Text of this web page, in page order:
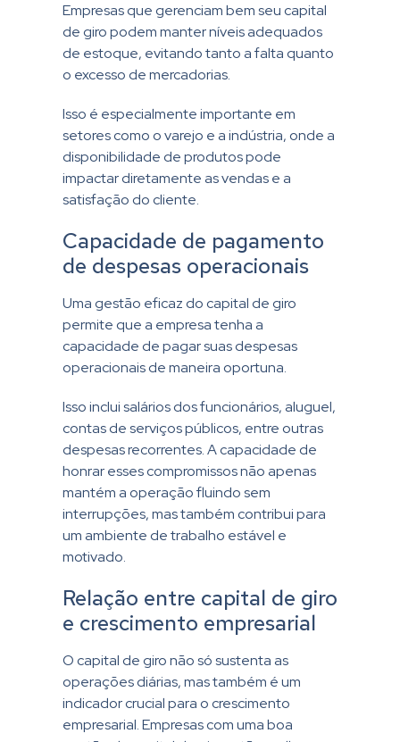
Empresas que gerenciam bem seu capital
de giro podem manter níveis adequados
de estoque, evitando tanto a falta quanto
o excesso de mercadorias.
Isso é especialmente importante em
setores como o varejo e a indústria, onde a
disponibilidade de produtos pode
impactar diretamente as vendas e a
satisfação do cliente.
Capacidade de pagamento
de despesas operacionais
Uma gestão eficaz do capital de giro
permite que a empresa tenha a
capacidade de pagar suas despesas
operacionais de maneira oportuna.
Isso inclui salários dos funcionários, aluguel,
contas de serviços públicos, entre outras
despesas recorrentes. A capacidade de
honrar esses compromissos não apenas
mantém a operação fluindo sem
interrupções, mas também contribui para
um ambiente de trabalho estável e
motivado.
Relação entre capital de giro
e crescimento empresarial
O capital de giro não só sustenta as
operações diárias, mas também é um
indicador crucial para o crescimento
empresarial. Empresas com uma boa